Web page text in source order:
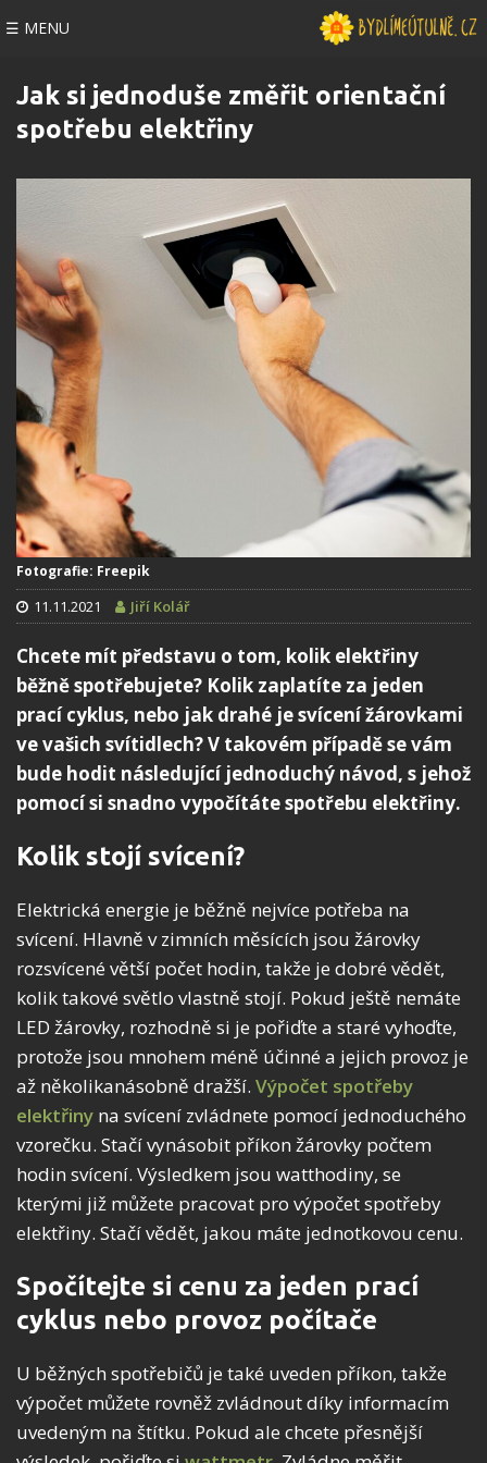
☰ MENU
Jak si jednoduše změřit orientační
spotřebu elektřiny
Fotografie: Freepik
11.11.2021 Jiří Kolář
Chcete mít představu o tom, kolik elektřiny
běžně spotřebujete? Kolik zaplatíte za jeden
prací cyklus, nebo jak drahé je svícení žárovkami
ve vašich svítidlech? V takovém případě se vám
bude hodit následující jednoduchý návod, s jehož
pomocí si snadno vypočítáte spotřebu elektřiny.
Kolik stojí svícení?
Elektrická energie je běžně nejvíce potřeba na
svícení. Hlavně v zimních měsících jsou žárovky
rozsvícené větší počet hodin, takže je dobré vědět,
kolik takové světlo vlastně stojí. Pokud ještě nemáte
LED žárovky, rozhodně si je pořiďte a staré vyhoďte,
protože jsou mnohem méně účinné a jejich provoz je
až několikanásobně dražší. Výpočet spotřeby
elektřiny na svícení zvládnete pomocí jednoduchého
vzorečku. Stačí vynásobit příkon žárovky počtem
hodin svícení. Výsledkem jsou watthodiny, se
kterými již můžete pracovat pro výpočet spotřeby
elektřiny. Stačí vědět, jakou máte jednotkovou cenu.
Spočítejte si cenu za jeden prací
cyklus nebo provoz počítače
U běžných spotřebičů je také uveden příkon, takže
výpočet můžete rovněž zvládnout díky informacím
uvedeným na štítku. Pokud ale chcete přesnější